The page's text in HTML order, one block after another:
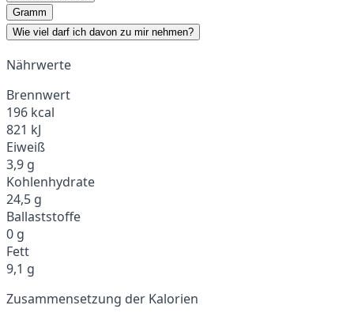
Gramm
Wie viel darf ich davon zu mir nehmen?
Nährwerte
Brennwert
196 kcal
821 kJ
Eiweiß
3,9 g
Kohlenhydrate
24,5 g
Ballaststoffe
0 g
Fett
9,1 g
Zusammensetzung der Kalorien